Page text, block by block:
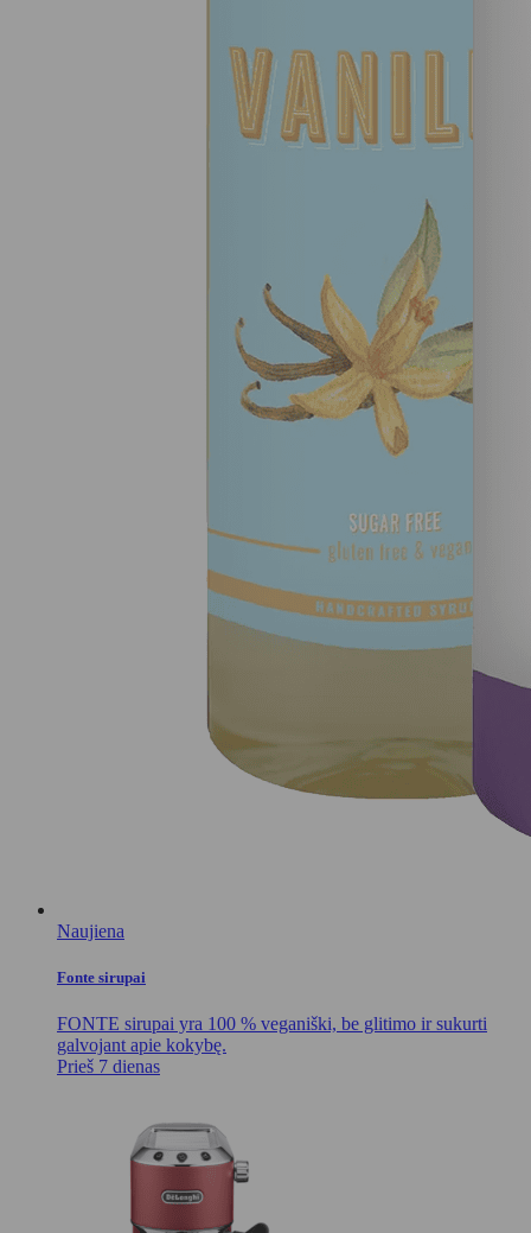
Naujiena
Fonte sirupai
FONTE sirupai yra 100 % veganiški, be glitimo ir sukurti
galvojant apie kokybę.
Prieš 7 dienas